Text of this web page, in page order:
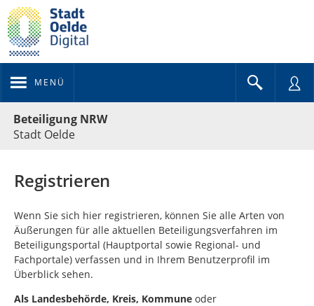
MENÜ
Beteiligung NRW
Stadt Oelde
Registrieren
Wenn Sie sich hier registrieren, können Sie alle Arten von
Äußerungen für alle aktuellen Beteiligungsverfahren im
Beteiligungsportal (Hauptportal sowie Regional- und
Fachportale) verfassen und in Ihrem Benutzerprofil im
Überblick sehen.
Als Landesbehörde, Kreis, Kommune oder